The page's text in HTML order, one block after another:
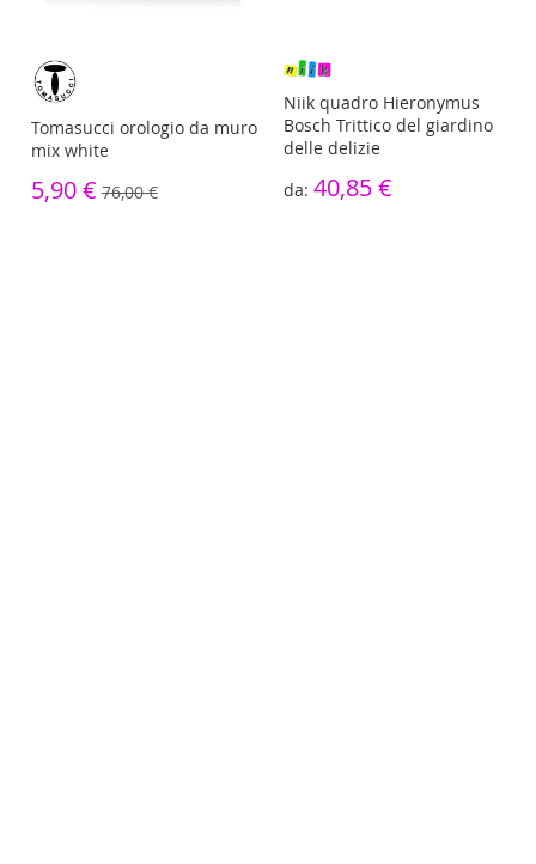
Tomasucci orologio da muro
mix white
5,90 € 76,00 €
Niik quadro Hieronymus
Bosch Trittico del giardino
delle delizie
40,85 €